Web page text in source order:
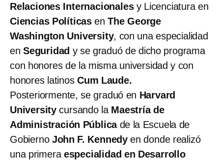
Relaciones Internacionalesy Licenciatura en
Ciencias Políticas enThe George
Washington University, con una especialidad
en Seguridad y se graduó de dicho programa
con honores de la misma universidad y con
honores latinosCum Laude.
Posteriormente, se graduó en Harvard
University cursando la Maestría de
Administración Públicade la Escuela de
Gobierno John F. Kennedy en donde realizó
una primera especialidad en Desarrollo